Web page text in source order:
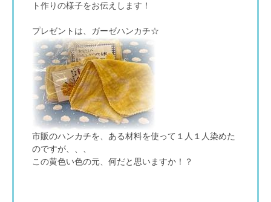
ト作りの様子をお伝えします！
プレゼントは、ガーゼハンカチ☆
市販のハンカチを、ある材料を使って１人１人染めた
のですが、、、
この黄色い色の元、何だと思いますか！？